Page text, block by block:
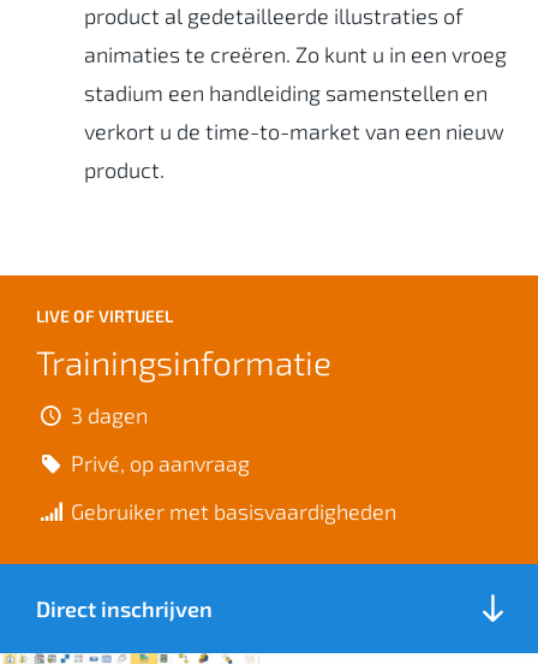
product al gedetailleerde illustraties of
animaties te creëren. Zo kunt u in een vroeg
stadium een handleiding samenstellen en
verkort u de time-to-market van een nieuw
product.
LIVE OF VIRTUEEL
Trainingsinformatie
3 dagen
Privé, op aanvraag
Gebruiker met basisvaardigheden
Direct inschrijven